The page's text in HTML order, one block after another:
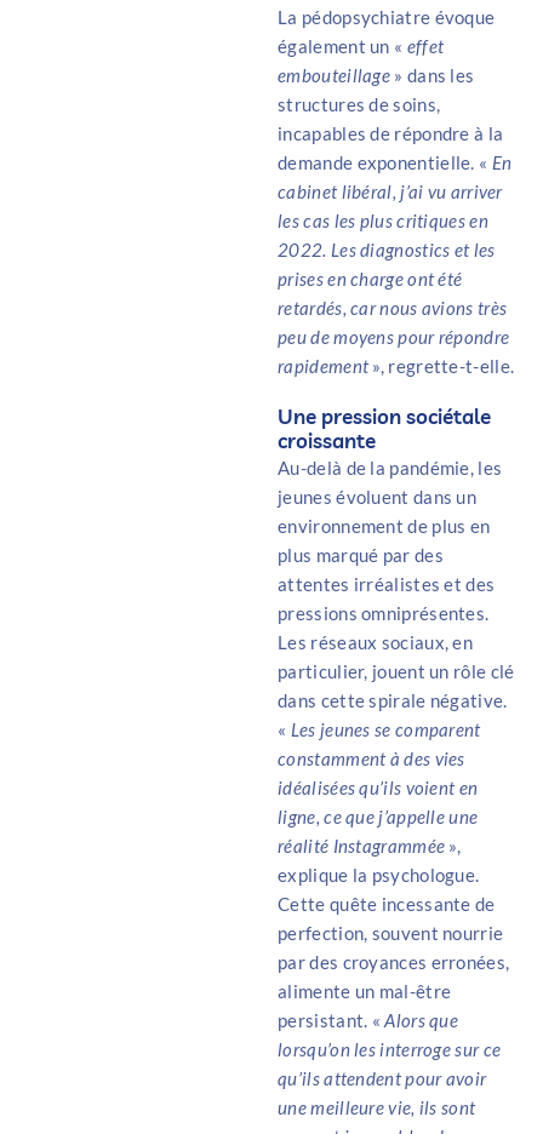
La pédopsychiatre évoque
également un « effet
embouteillage » dans les
structures de soins,
incapables de répondre à la
demande exponentielle. « En
cabinet libéral, j’ai vu arriver
les cas les plus critiques en
2022. Les diagnostics et les
prises en charge ont été
retardés, car nous avions très
peu de moyens pour répondre
rapidement», regrette-t-elle.
Une pression sociétale
croissante
Au-delà de la pandémie, les
jeunes évoluent dans un
environnement de plus en
plus marqué par des
attentes irréalistes et des
pressions omniprésentes.
Les réseaux sociaux, en
particulier, jouent un rôle clé
dans cette spirale négative.
« Les jeunes se comparent
constamment à des vies
idéalisées qu’ils voient en
ligne, ce que j’appelle une
réalité Instagrammée »,
explique la psychologue.
Cette quête incessante de
perfection, souvent nourrie
par des croyances erronées,
alimente un mal-être
persistant. «Alors que
lorsqu’on les interroge sur ce
qu’ils attendent pour avoir
une meilleure vie, ils sont